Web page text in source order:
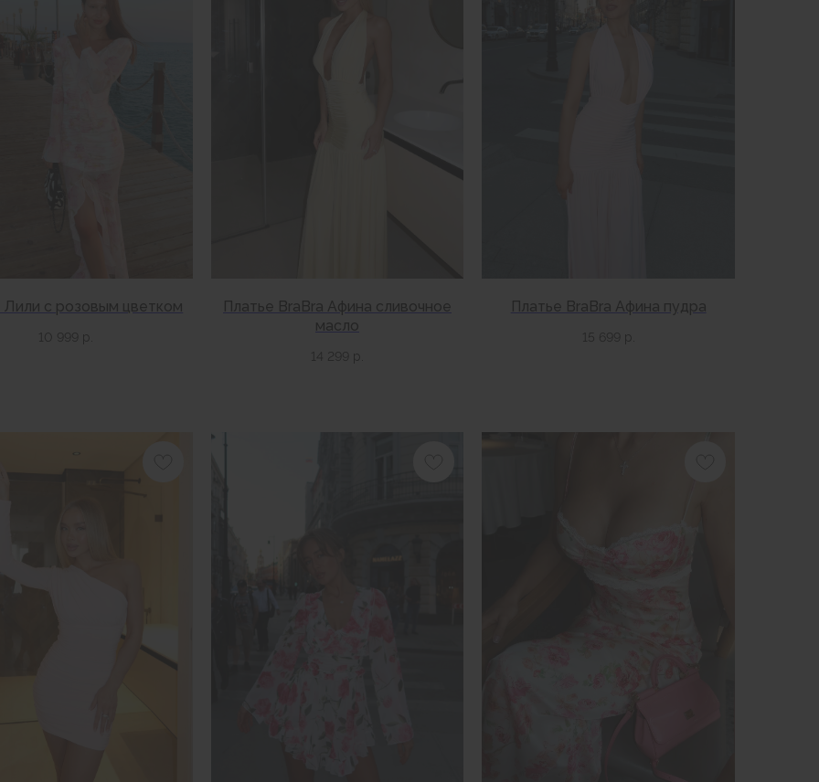
Лили с розовым цветком
р.
Платье BraBra Афина сливочное
масло
р.
Платье BraBra Афина пудра
15 699 р.